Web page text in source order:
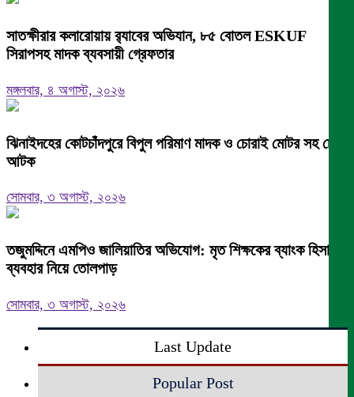
সাতক্ষীরার কলারোয়ায় র‍্যাবের অভিযান, ৮৫ বোতল ESKUF
সিরাপসহ মাদক ব্যবসায়ী গ্রেফতার
মঙ্গলবার, ৪ অগাস্ট, ২০২৬
ঝিনাইদহের কোটচাঁদপুরে বিপুল পরিমাণ মাদক ও চোরাই মোটর সহ চোর
আটক
সোমবার, ৩ অগাস্ট, ২০২৬
তজুমদ্দিনে এমপিও জালিয়াতির অভিযোগ: মৃত শিক্ষকের ব্যাংক হিসাব
ব্যবহার নিয়ে তোলপাড়
সোমবার, ৩ অগাস্ট, ২০২৬
Last Update
Popular Post